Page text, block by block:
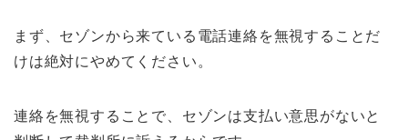
まず、セゾンから来ている電話連絡を無視することだ
けは絶対にやめてください。
連絡を無視することで、セゾンは支払い意思がないと